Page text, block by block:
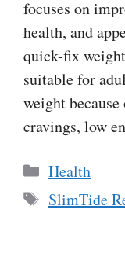
focuses on
health, and
quick-fix
suitable for
weight
cravings, low
Categories
Health
Tags
SlimTide